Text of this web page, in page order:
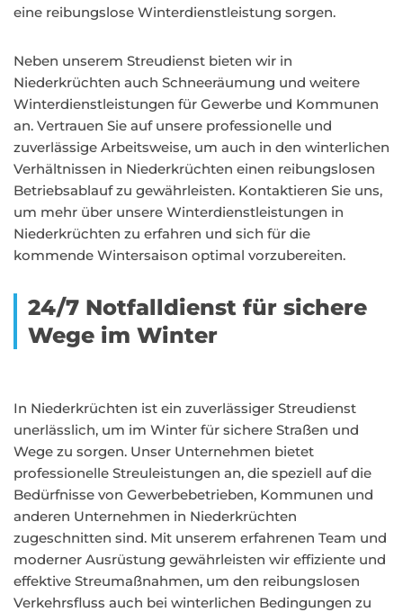
eine reibungslose Winterdienstleistung sorgen.
Neben unserem Streudienst bieten wir in
Niederkrüchten auch Schneeräumung und weitere
Winterdienstleistungen für Gewerbe und Kommunen
an. Vertrauen Sie auf unsere professionelle und
zuverlässige Arbeitsweise, um auch in den winterlichen
Verhältnissen in Niederkrüchten einen reibungslosen
Betriebsablauf zu gewährleisten. Kontaktieren Sie uns,
um mehr über unsere Winterdienstleistungen in
Niederkrüchten zu erfahren und sich für die
kommende Wintersaison optimal vorzubereiten.
24/7 Notfalldienst für sichere
Wege im Winter
In Niederkrüchten ist ein zuverlässiger Streudienst
unerlässlich, um im Winter für sichere Straßen und
Wege zu sorgen. Unser Unternehmen bietet
professionelle Streuleistungen an, die speziell auf die
Bedürfnisse von Gewerbebetrieben, Kommunen und
anderen Unternehmen in Niederkrüchten
zugeschnitten sind. Mit unserem erfahrenen Team und
moderner Ausrüstung gewährleisten wir effiziente und
effektive Streumaßnahmen, um den reibungslosen
Verkehrsfluss auch bei winterlichen Bedingungen zu